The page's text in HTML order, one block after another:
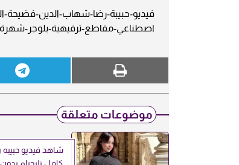
فيديو-حبيبة-رضا-شهاب-الدين-
اصطناعي-مقاطع-ترفيهية-بلوجر-
موضوعات متعلقة
شاهد فيديو